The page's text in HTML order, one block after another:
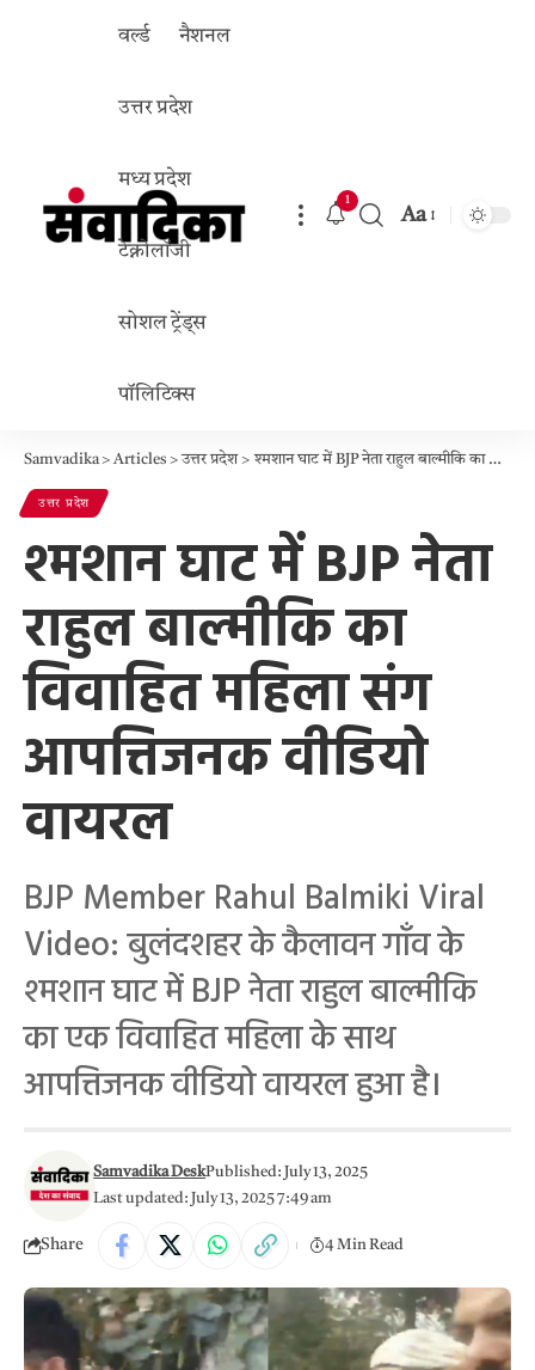
वर्ल्ड नैशनल
उत्तर प्रदेश
मध्य प्रदेश
टेक्नोलॉजी
सोशल ट्रेंड्स
पॉलिटिक्स
1
Aa
Samvadika>Articles >उत्तर प्रदेश>श्मशान घाट में BJP नेता राहुल बाल्मीकि का विवाहित महिला संग आपत्तिजनक वीडियो वायरल
उत्तर प्रदेश
श्मशान घाट में BJP नेता
राहुल बाल्मीकि का
विवाहित महिला संग
आपत्तिजनक वीडियो
वायरल
BJP Member Rahul Balmiki Viral
Video: बुलंदशहर के कैलावन गाँव के
श्मशान घाट में BJP नेता राहुल बाल्मीकि
का एक विवाहित महिला के साथ
आपत्तिजनक वीडियो वायरल हुआ है।
Last updated: July 13, 2025 7:49 am
Samvadika DeskPublished: July 13, 2025
Share 4 Min Read